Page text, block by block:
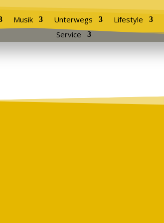
Musik Unterwegs Lifestyle
Service